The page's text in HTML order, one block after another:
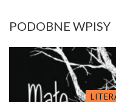
PODOBNE WPISY